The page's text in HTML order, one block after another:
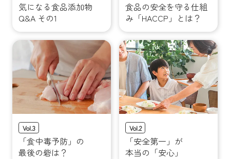
気になる食品添加物
Q&A その1
食品の安全を守る仕組
み 「HACCP」とは？
Vol.3
「食中毒予防」の
最後の砦は？
Vol.2
「安全第一」が
本当の「安心」